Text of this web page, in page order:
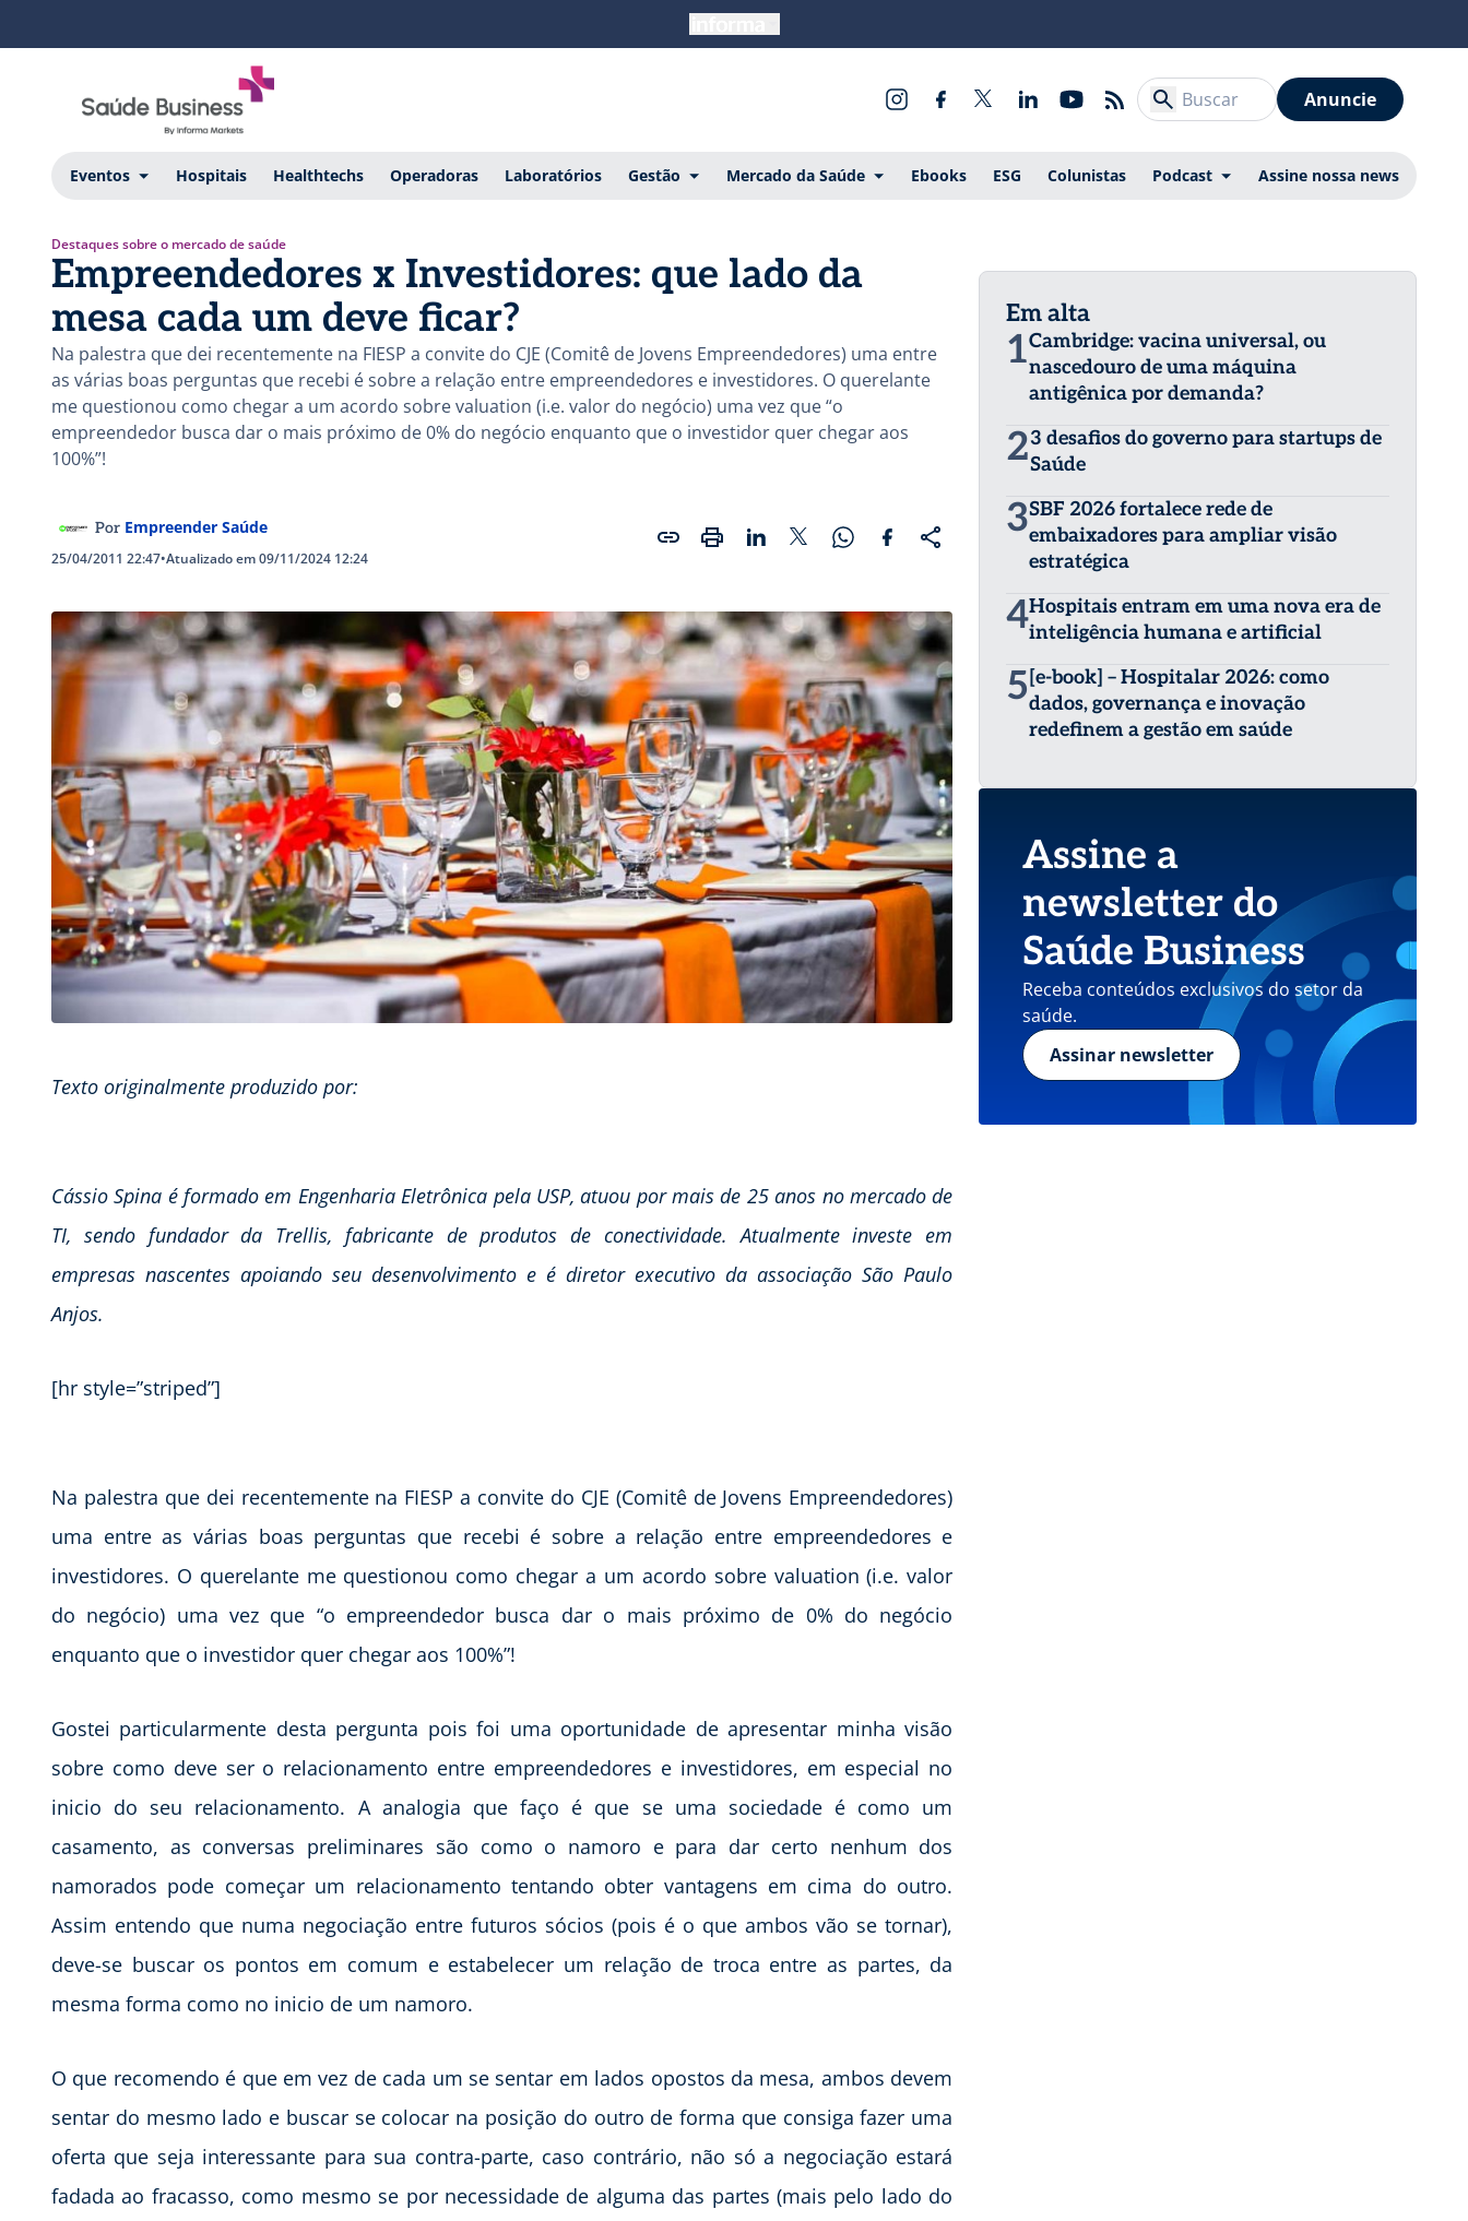
Anuncie
Eventos Hospitais Healthtechs Operadoras Laboratórios Gestão Mercado da Saúde Ebooks ESG Colunistas Podcast Assine nossa news
Destaques sobre o mercado de saúde
Empreendedores x Investidores: que lado da
mesa cada um deve ficar?
Na palestra que dei recentemente na FIESP a convite do CJE (Comitê de Jovens Empreendedores) uma entre
as várias boas perguntas que recebi é sobre a relação entre empreendedores e investidores. O querelante
me questionou como chegar a um acordo sobre valuation (i.e. valor do negócio) uma vez que “o
empreendedor busca dar o mais próximo de 0% do negócio enquanto que o investidor quer chegar aos
100%”!
Por Empreender Saúde
25/04/2011 22:47•Atualizado em 09/11/2024 12:24
Texto originalmente produzido por:
Cássio Spina é formado em Engenharia Eletrônica pela USP, atuou por mais de 25 anos no mercado de
TI, sendo fundador da Trellis, fabricante de produtos de conectividade. Atualmente investe em
empresas nascentes apoiando seu desenvolvimento e é diretor executivo da associação São Paulo
Anjos.
[hr style=”striped”]
Na palestra que dei recentemente na FIESP a convite do CJE (Comitê de Jovens Empreendedores)
uma entre as várias boas perguntas que recebi é sobre a relação entre empreendedores e
investidores. O querelante me questionou como chegar a um acordo sobre valuation (i.e. valor
do negócio) uma vez que “o empreendedor busca dar o mais próximo de 0% do negócio
enquanto que o investidor quer chegar aos 100%”!
Gostei particularmente desta pergunta pois foi uma oportunidade de apresentar minha visão
sobre como deve ser o relacionamento entre empreendedores e investidores, em especial no
inicio do seu relacionamento. A analogia que faço é que se uma sociedade é como um
casamento, as conversas preliminares são como o namoro e para dar certo nenhum dos
namorados pode começar um relacionamento tentando obter vantagens em cima do outro.
Assim entendo que numa negociação entre futuros sócios (pois é o que ambos vão se tornar),
deve-se buscar os pontos em comum e estabelecer um relação de troca entre as partes, da
mesma forma como no inicio de um namoro.
O que recomendo é que em vez de cada um se sentar em lados opostos da mesa, ambos devem
sentar do mesmo lado e buscar se colocar na posição do outro de forma que consiga fazer uma
oferta que seja interessante para sua contra-parte, caso contrário, não só a negociação estará
fadada ao fracasso, como mesmo se por necessidade de alguma das partes (mais pelo lado do
Em alta
1Cambridge: vacina universal, ou
nascedouro de uma máquina
antigênica por demanda?
23 desafios do governo para startups de
Saúde
3SBF 2026 fortalece rede de
embaixadores para ampliar visão
estratégica
4Hospitais entram em uma nova era de
inteligência humana e artificial
5 [e-book] – Hospitalar 2026: como
dados, governança e inovação
redefinem a gestão em saúde
Assine a
newsletter do
Saúde Business
Receba conteúdos exclusivos do setor da
saúde.
Assinar newsletter